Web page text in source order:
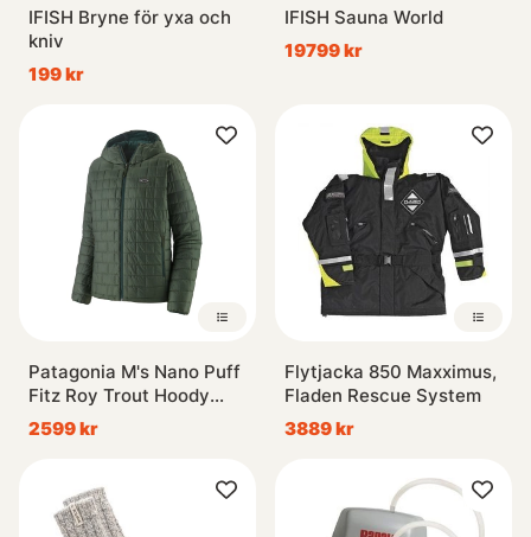
IFISH Bryne för yxa och
kniv
199 kr
IFISH Sauna World
19799 kr
Patagonia M's Nano Puff
Fitz Roy Trout Hoody
OLGG
2599 kr
Flytjacka 850 Maxximus,
Fladen Rescue System
3889 kr